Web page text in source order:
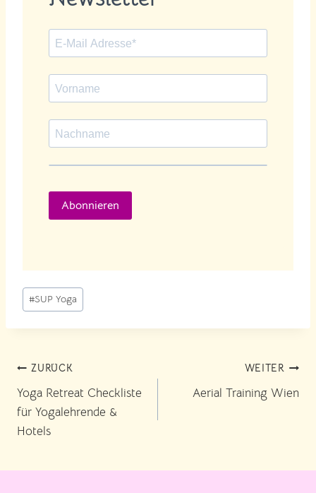
Abonnieren
Schlagworte:
#SUP Yoga
Beitragsnavigation
ZURÜCK
Yoga Retreat Checkliste
für Yogalehrende &
Hotels
WEITER
Aerial Training Wien